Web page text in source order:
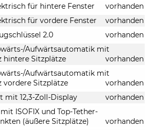
für hintere Fenster
vorhanden
für vordere Fenster
vorhanden
2.0
vorhanden
Aufwärtsautomatik mit
hintere Sitzplätze
vorhanden
Aufwärtsautomatik mit
vordere Sitzplätze
vorhanden
mit 12,3-Zoll-Display
vorhanden
ISOFIX und Top-Tether-
(äußere Sitzplätze)
vorhanden